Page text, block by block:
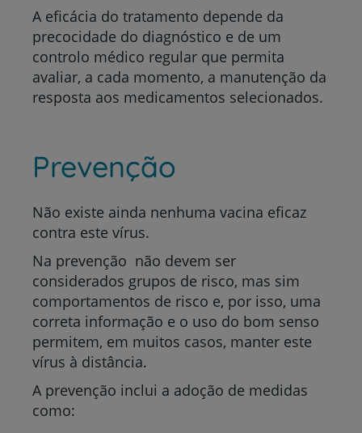
A eficácia do tratamento depende da
precocidade do diagnóstico e de um
controlo médico regular que permita
avaliar, a cada momento, a manutenção da
resposta aos medicamentos selecionados.
Prevenção
Não existe ainda nenhuma vacina eficaz
contra este vírus.
Na prevenção não devem ser
considerados grupos de risco, mas sim
comportamentos de risco e, por isso, uma
correta informação e o uso do bom senso
permitem, em muitos casos, manter este
vírus à distância.
A prevenção inclui a adoção de medidas
como: